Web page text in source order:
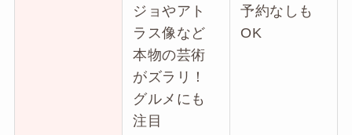
ジョやアト
ラス像など
本物の芸術
がズラリ！
グルメにも
注目
予約なしも
OK